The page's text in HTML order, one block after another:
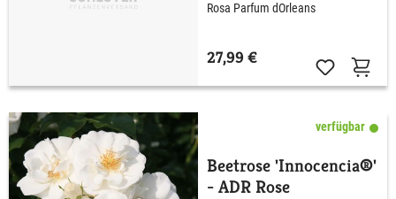
Rosa Parfum dOrleans
27,99 €
verfügbar
Beetrose 'Innocencia®'
- ADR Rose